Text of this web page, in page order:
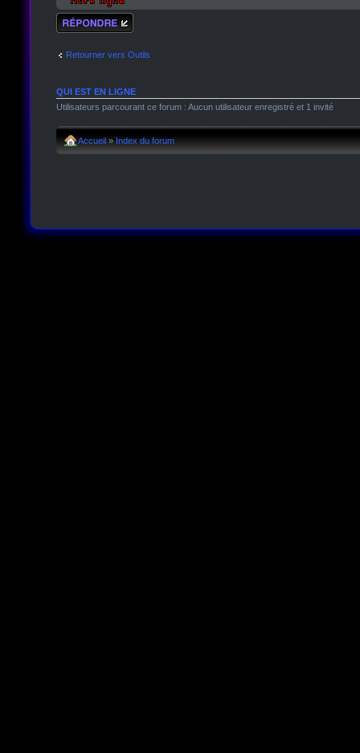
Répondre
Retourner vers Outils
QUI EST EN LIGNE
Utilisateurs parcourant ce forum : Aucun utilisateur enregistré et 1 invité
Accueil » Index du forum